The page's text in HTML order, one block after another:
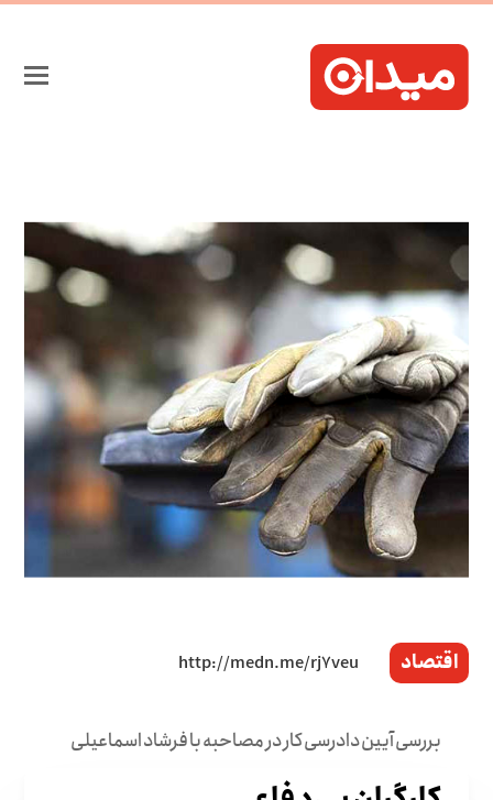
اقتصاد
بررسی آیین دادرسی کار در مصاحبه با فرشاد اسماعیلی